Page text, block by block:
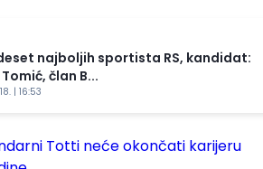
najboljih sportista RS, kandidat:
član B...
| 16:53